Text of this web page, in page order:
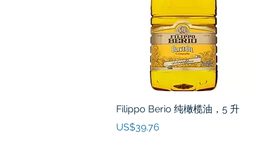
快速瀏覽
Filippo Berio 纯橄榄油，5 升
價格
US$39.76